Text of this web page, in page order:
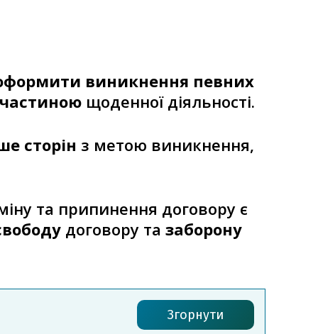
виникнення певних
щоденної діяльності.
сторін з метою виникнення,
та припинення договору є
договору та заборону
Згорнути